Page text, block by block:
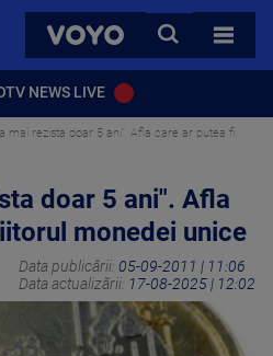
VOYO
CAUTA
TOATE
NEWS LIVE
mai rezista doar 5 ani". Afla care ar putea fi
doar 5 ani". Afla
monedei unice
Data publicării: 05-09-2011 | 11:06
Data actualizării: 17-08-2025 | 12:02